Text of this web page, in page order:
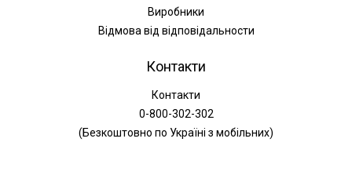
Виробники
Відмова від відповідальности
Контакти
Контакти
0-800-302-302
(Безкоштовно по Україні з мобільних)